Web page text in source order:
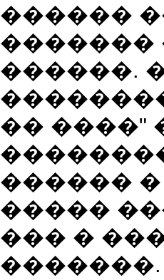
������
�������
������.
�� ����"
������
�����
��� �
�������.